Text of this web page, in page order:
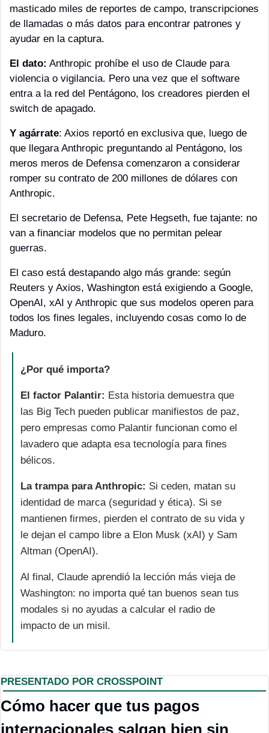
masticado miles de reportes de campo, transcripciones
de llamadas o más datos para encontrar patrones y
ayudar en la captura.
El dato: Anthropic prohíbe el uso de Claude para
violencia o vigilancia. Pero una vez que el software
entra a la red del Pentágono, los creadores pierden el
switch de apagado.
Y agárrate: Axios reportó en exclusiva que, luego de
que llegara Anthropic preguntando al Pentágono, los
meros meros de Defensa comenzaron a considerar
romper su contrato de 200 millones de dólares con
Anthropic.
El secretario de Defensa, Pete Hegseth, fue tajante: no
van a financiar modelos que no permitan pelear
guerras.
El caso está destapando algo más grande: según
Reuters y Axios, Washington está exigiendo a Google,
OpenAI, xAI y Anthropic que sus modelos operen para
todos los fines legales, incluyendo cosas como lo de
Maduro.
¿Por qué importa?
El factor Palantir: Esta historia demuestra que
las Big Tech pueden publicar manifiestos de paz,
pero empresas como Palantir funcionan como el
lavadero que adapta esa tecnología para fines
bélicos.
La trampa para Anthropic: Si ceden, matan su
identidad de marca (seguridad y ética). Si se
mantienen firmes, pierden el contrato de su vida y
le dejan el campo libre a Elon Musk (xAI) y Sam
Altman (OpenAI).
Al final, Claude aprendió la lección más vieja de
Washington: no importa qué tan buenos sean tus
modales si no ayudas a calcular el radio de
impacto de un misil.
PRESENTADO POR CROSSPOINT
Cómo hacer que tus pagos
internacionales salgan bien sin